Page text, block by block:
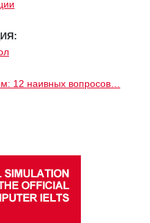
12 наивных вопросов…